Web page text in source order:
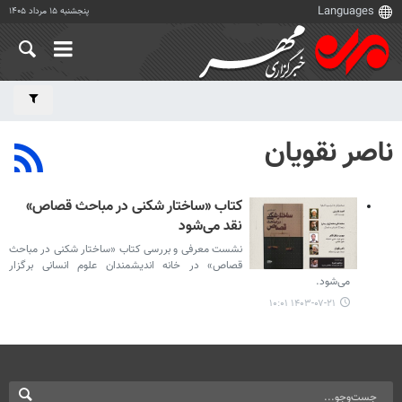
پنجشنبه ۱۵ مرداد ۱۴۰۵
ناصر نقویان
کتاب «ساختار شکنی در مباحث قصاص»
نقد می‌شود
نشست معرفی و بررسی کتاب «ساختار شکنی در مباحث
قصاص» در خانه اندیشمندان علوم انسانی برگزار
می‌شود.
۱۴۰۳-۰۷-۲۱ ۱۰:۰۱